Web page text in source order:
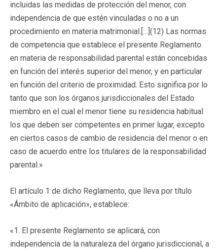
incluidas las medidas de protección del menor, con
independencia de que estén vinculadas o no a un
procedimiento en materia matrimonial.[…](12) Las normas
de competencia que establece el presente Reglamento
en materia de responsabilidad parental están concebidas
en función del interés superior del menor, y en particular
en función del criterio de proximidad. Esto significa por lo
tanto que son los órganos jurisdiccionales del Estado
miembro en el cual el menor tiene su residencia habitual
los que deben ser competentes en primer lugar, excepto
en ciertos casos de cambio de residencia del menor o en
caso de acuerdo entre los titulares de la responsabilidad
parental.»
El artículo 1 de dicho Reglamento, que lleva por título
«Ámbito de aplicación», establece:
«1. El presente Reglamento se aplicará, con
independencia de la naturaleza del órgano jurisdiccional, a